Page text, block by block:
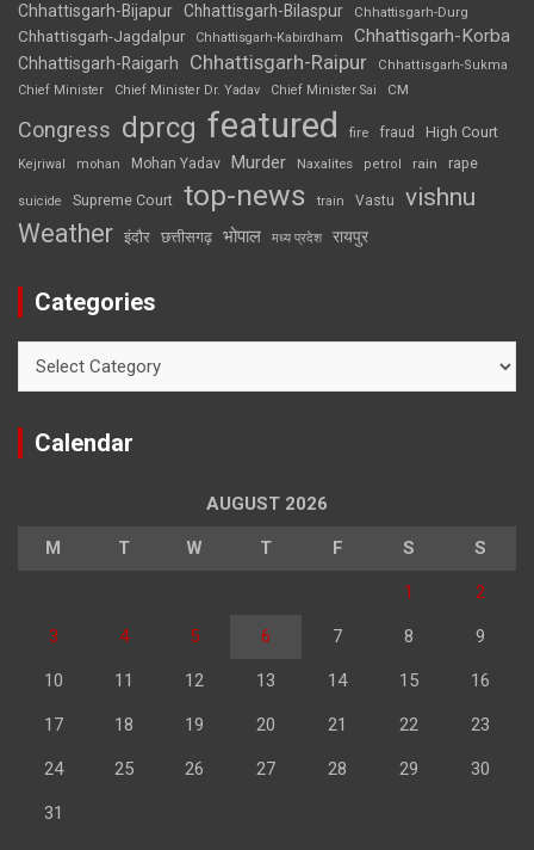
Chhattisgarh-Bijapur Chhattisgarh-Bilaspur Chhattisgarh-Durg
Chhattisgarh-Jagdalpur Chhattisgarh-Kabirdham Chhattisgarh-Korba
Chhattisgarh-Raigarh Chhattisgarh-Raipur
Chhattisgarh-Sukma
Chief Minister
Chief Minister Dr. Yadav Chief Minister Sai CM
Congress dprcg featured fire fraud High Court
Kejriwal mohan Mohan Yadav Murder Naxalites petrol rain rape
suicide Supreme Court top-news train Vastu vishnu
Weather इंदौर छत्तीसगढ़ भोपाल मध्य प्रदेश रायपुर
Categories
Calendar
AUGUST 2026
M T W T F S S
1 2
3 4 5 6 7 8 9
10 11 12 13 14 15 16
17 18 19 20 21 22 23
24 25 26 27 28 29 30
31